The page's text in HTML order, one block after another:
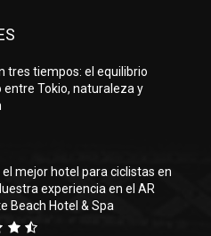
tres tiempos: el equilibrio
Tokio, naturaleza y
el mejor hotel para ciclistas en
experiencia en el AR
Beach Hotel & Spa